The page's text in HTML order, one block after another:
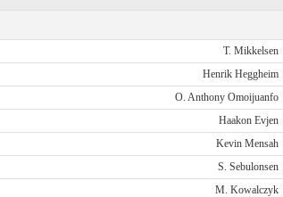
T. Mikkelsen
Henrik Heggheim
O. Anthony Omoijuanfo
Haakon Evjen
Kevin Mensah
S. Sebulonsen
M. Kowalczyk